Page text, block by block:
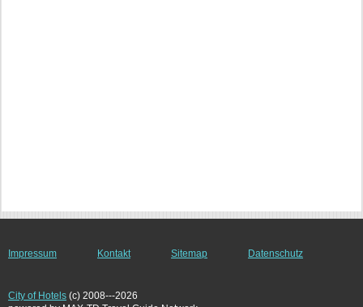
Impressum Kontakt Sitemap Datenschutz
City of Hotels (c) 2008---2026